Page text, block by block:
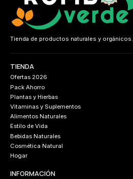
Tienda de productos naturales y orgánicos.
TIENDA
Ofertas 2026
Pack Ahorro
Plantas y Hierbas
Vitaminas y Suplementos
Alimentos Naturales
Estilo de Vida
Bebidas Naturales
Cosmética Natural
Hogar
INFORMACIÓN